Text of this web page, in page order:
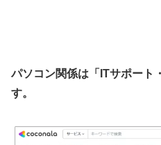
パソコン関係は「ITサポート
す。